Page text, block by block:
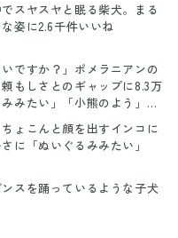
スヤスヤと眠る柴犬。まる
姿に2.6千件いいね
いですか？」ポメラニアンの
もしさとのギャップに8.3万
みたい」「小熊のよう」の
ょこんと顔を出すインコに
に「ぬいぐるみみたい」
スを踊っているような子犬